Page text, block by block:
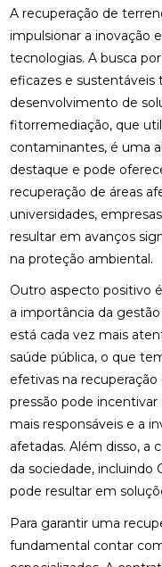
A recuperação de
impulsionar a inovação
tecnologias. A busca
eficazes e sustentáveis
desenvolvimento de
fitorremediação, que
contaminantes, é uma
destaque e pode
recuperação de áreas
universidades,
resultar em avanços
na proteção ambiental.
Outro aspecto positivo
a importância da
está cada vez mais
saúde pública, o que
efetivas na
pressão pode
mais responsáveis e a
afetadas. Além disso, a
da sociedade, incluindo
pode resultar em
Para garantir uma
fundamental contar